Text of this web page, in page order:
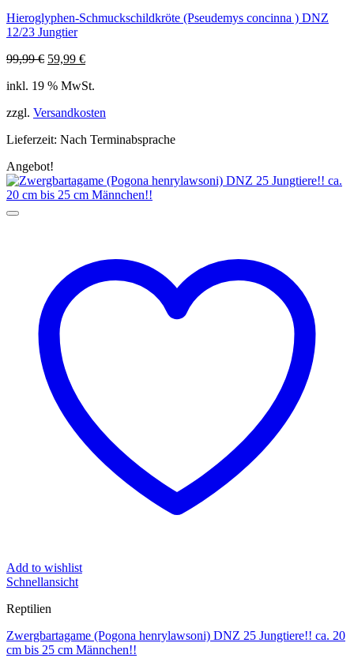
Hieroglyphen-Schmuckschildkröte (Pseudemys concinna ) DNZ
12/23 Jungtier
99,99€ Ursprünglicher
war:
59,99 €Aktueller
ist:
inkl. 19 % MwSt.
zzgl. Versandkosten
Lieferzeit: Nach Terminabsprache
Angebot!
Add to wishlist
Schnellansicht
Reptilien
Zwergbartagame (Pogona henrylawsoni) DNZ 25 Jungtiere!! ca. 20
cm bis 25 cm Männchen!!